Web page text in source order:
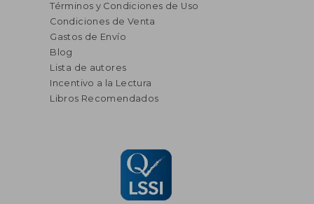
Términos y Condiciones de Uso
Condiciones de Venta
Gastos de Envío
Blog
Lista de autores
Incentivo a la Lectura
Libros Recomendados